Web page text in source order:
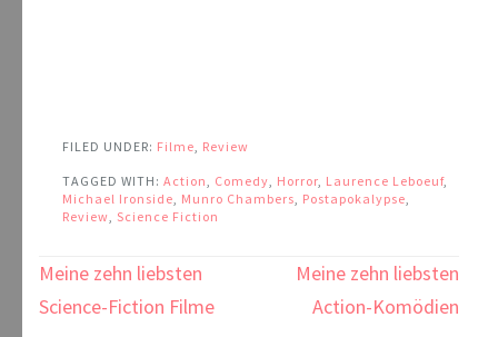
FILED UNDER: Filme, Review
TAGGED WITH: Action, Comedy, Horror, Laurence Leboeuf,
Michael Ironside, Munro Chambers, Postapokalypse,
Review, Science Fiction
Beitragsnavigation
Meine zehn liebsten
Science-Fiction Filme
Meine zehn liebsten
Action-Komödien